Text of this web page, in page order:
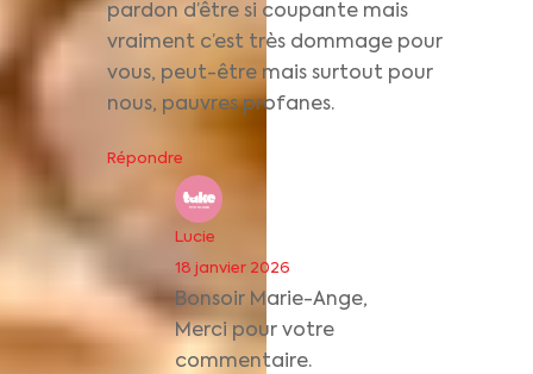
pardon d’être si coupante mais
vraiment c’est très dommage pour
vous, peut-être mais surtout pour
nous, pauvres profanes.
Répondre
Lucie
18 janvier 2026
Bonsoir Marie-Ange,
Merci pour votre
commentaire.